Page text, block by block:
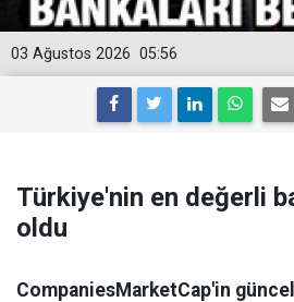
05:56
03 Ağustos 2026
Türkiye'nin en değerli
oldu
CompaniesMarketCap'in